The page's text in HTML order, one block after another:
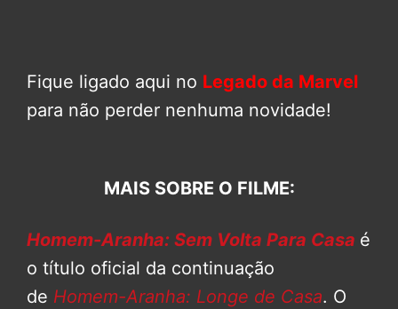
Fique ligado aqui no Legado da Marvel
para não perder nenhuma novidade!
MAIS SOBRE O FILME:
Homem-Aranha: Sem Volta Para Casa é
o título oficial da continuação
de Homem-Aranha: Longe de Casa. O